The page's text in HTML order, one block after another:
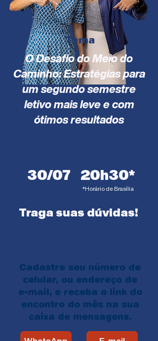
O Desafio do Meio do
Caminho: Estratégias para
um segundo semestre
letivo mais leve e com
ótimos resultados
Tema
30/07 20h30*
*Horário de Brasília
Traga suas dúvidas!
Cadastre seu número de
celular, ou endereço de
e-mail, e receba o link do
encontro do mês na sua
caixa de mensagens.